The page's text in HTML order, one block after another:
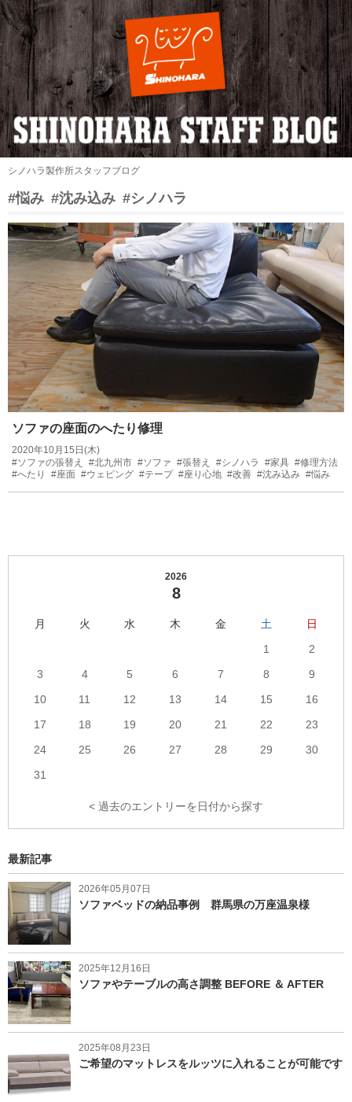
シノハラ製作所スタッフブログ
#悩み #沈み込み #シノハラ
ソファの座面のへたり修理
2020年10月15日(木)
#ソファの張替え
#北九州市 #ソファ #張替え #シノハラ #家具 #修理方法
#へたり
#座面 #ウェピング #テープ #座り心地 #改善 #沈み込み #悩み
2026
8
月 火 水 木 金 土
日
1
2
3
4 5 6 7 8
9
10
11 12 13 14 15
16
17
18 19 20 21 22
23
24
25 26 27 28 29
30
31
< 過去のエントリーを日付から探す
最新記事
2026年05月07日
ソファベッドの納品事例 群馬県の万座温泉様
2025年12月16日
ソファやテーブルの高さ調整 BEFORE ＆ AFTER
2025年08月23日
ご希望のマットレスをルッツに入れることが可能です